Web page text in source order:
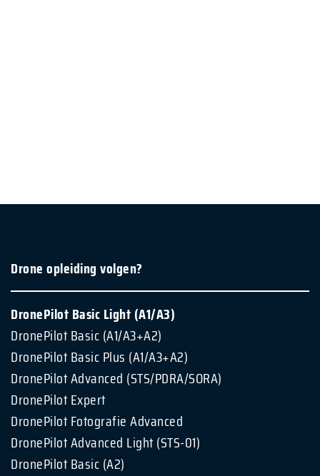
Drone opleiding volgen?
DronePilot Basic Light (A1/A3)
DronePilot Basic (A1/A3+A2)
DronePilot Basic Plus (A1/A3+A2)
DronePilot Advanced (STS/PDRA/SORA)
DronePilot Expert
DronePilot Fotografie Advanced
DronePilot Advanced Light (STS-01)
DronePilot Basic (A2)